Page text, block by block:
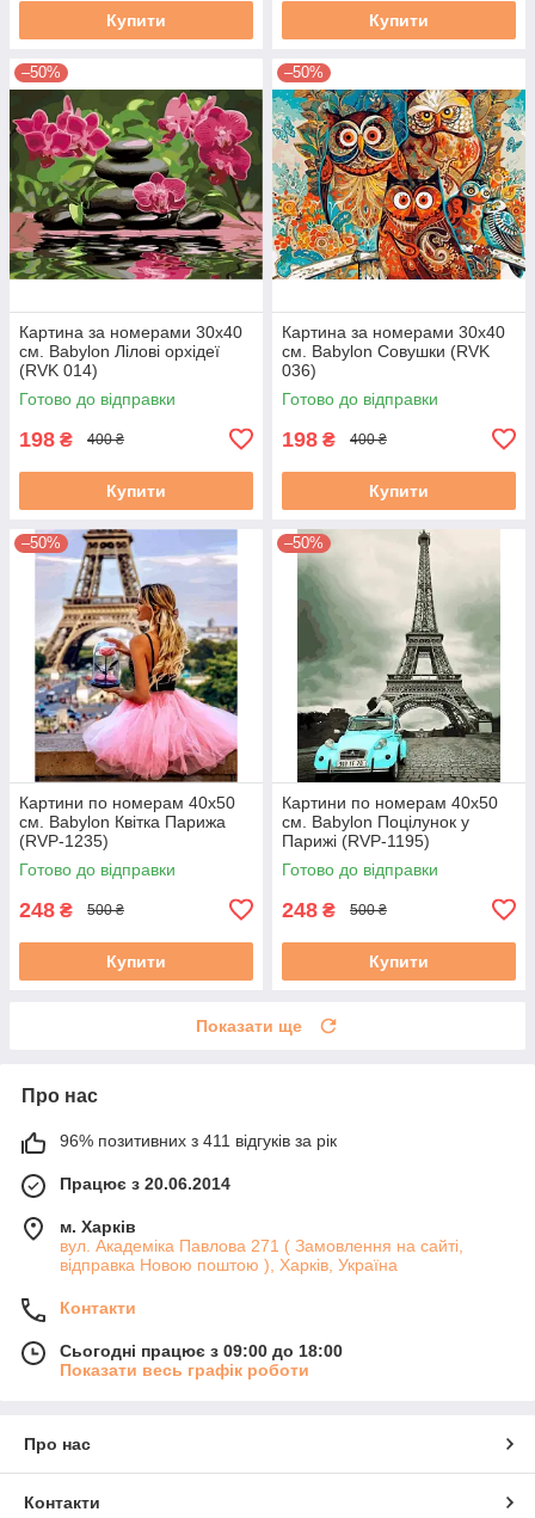
Купити Купити
–50%
Картина за номерами 30х40
см. Babylon Лілові орхідеї
(RVK 014)
Готово до відправки
198 ₴ 400 ₴
Купити
–50%
Картина за номерами 30х40
см. Babylon Совушки (RVK
036)
Готово до відправки
198 ₴ 400 ₴
Купити
–50%
Картини по номерам 40х50
см. Babylon Квітка Парижа
(RVP-1235)
Готово до відправки
248 ₴ 500 ₴
Купити
–50%
Картини по номерам 40х50
см. Babylon Поцілунок у
Парижі (RVP-1195)
Готово до відправки
248 ₴ 500 ₴
Купити
Показати ще
Про нас
96% позитивних з 411 відгуків за рік
Працює з 20.06.2014
м. Харків
вул. Академіка Павлова 271 ( Замовлення на сайті,
відправка Новою поштою ), Харків, Україна
Контакти
Сьогодні працює з 09:00 до 18:00
Показати весь графік роботи
Про нас
Контакти